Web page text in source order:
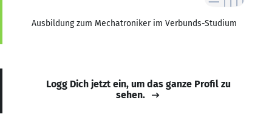
Ausbildung zum Mechatroniker im Verbunds-Studium
Logg Dich jetzt ein, um das ganze Profil zu
sehen.